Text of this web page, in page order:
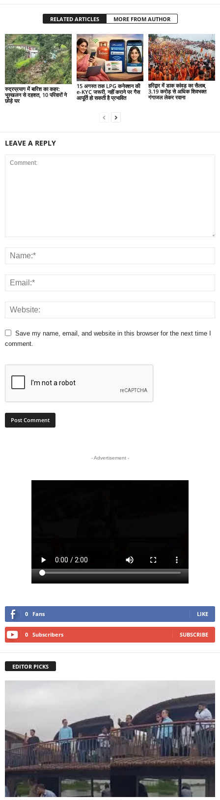
RELATED ARTICLES MORE FROM AUTHOR
रुद्रप्रयाग में बारिश का कहर:
भूस्खलन से दहशत, 10 परिवारों ने
छोड़े घर
15 अगस्त तक LPG कनेक्शन की
e-KYC जरूरी, नहीं कराने पर गैस
आपूर्ति हो सकती है प्रभावित
हरिद्वार में डाक कांवड़ का सैलाब,
3.19 करोड़ से अधिक शिवभक्त
गंगाजल लेकर रवाना
LEAVE A REPLY
Save my name, email, and website in this browser for the next time I
comment.
- Advertisement -
0 Fans LIKE
0 Subscribers SUBSCRIBE
EDITOR PICKS